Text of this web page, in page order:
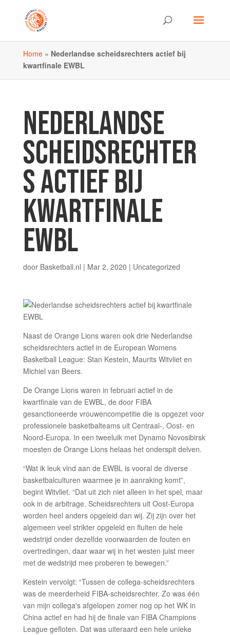
Home» Nederlandse scheidsrechters actief bij
kwartfinale EWBL
NEDERLANDSE
SCHEIDSRECHTER
S ACTIEF BIJ
KWARTFINALE
EWBL
door Basketball.nl | Mar 2, 2020 | Uncategorized
Naast de Orange Lions waren ook drie Nederlandse
scheidsrechters actief in de European Womens
Basketball League: Stan Kestein, Maurits Witvliet en
Michiel van Beers.
De Orange Lions waren in februari actief in de
kwartfinale van de EWBL, de door FIBA
gesanctioneerde vrouwencompetitie die is opgezet voor
professionele basketbalteams uit Centraal-, Oost- en
Noord-Europa. In een tweeluik met Dynamo Novosibirsk
moesten de Orange Lions helaas het onderspit delven.
“Wat ik leuk vind aan de EWBL is vooral de diverse
basketbalculturen waarmee je in aanraking komt”,
begint Witvliet. “Dat uit zich niet alleen in het spel, maar
ook in de arbitrage. Scheidsrechters uit Oost-Europa
worden heel anders opgeleid dan wij. Zij zijn over het
algemeen veel strikter opgeleid en fluiten de hele
wedstrijd onder dezelfde voorwaarden de fouten en
overtredingen, daar waar wij in het westen juist meer
met de wedstrijd mee proberen te bewegen.”
Kestein vervolgt: “Tussen de collega-scheidsrechters
was de meerderheid FIBA-scheidsrechter. Zo was één
van mijn collega's afgelopen zomer nog op het WK in
China actief en had hij de finale van FIBA Champions
League gefloten. Dat was uiteraard een hele unieke